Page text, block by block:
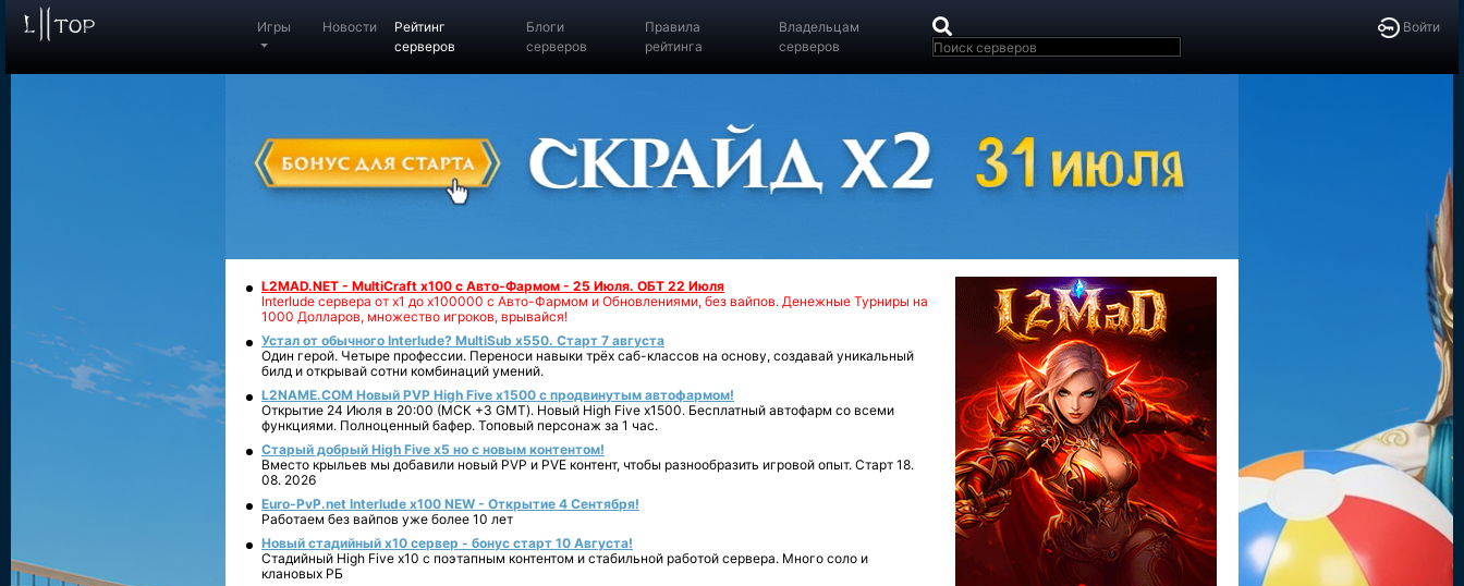
Войти
Игры Новости
Рейтинг
серверов
Блоги
серверов
Правила
рейтинга
Владельцам
серверов
L2MAD.NET - MultiCraft x100 с Авто-Фармом - 25 Июля. ОБТ 22 Июля
Interlude сервера от х1 до х100000 с Авто-Фармом и Обновлениями, без вайпов. Денежные Турниры на
1000 Долларов, множество игроков, врывайся!
Устал от обычного Interlude? MultiSub x550. Старт 7 августа
Один герой. Четыре профессии. Переноси навыки трёх саб-классов на основу, создавай уникальный
билд и открывай сотни комбинаций умений.
L2NAME.COM Новый PVP High Five x1500 с продвинутым автофармом!
Открытие 24 Июля в 20:00 (МСК +3 GMT). Новый High Five x1500. Бесплатный автофарм со всеми
функциями. Полноценный бафер. Топовый персонаж за 1 час.
Старый добрый High Five x5 но с новым контентом!
Вместо крыльев мы добавили новый PVP и PVE контент, чтобы разнообразить игровой опыт. Старт 18.
08. 2026
Euro-PvP.net Interlude х100 NEW - Открытие 4 Сентября!
Работаем без вайпов уже более 10 лет
Новый стадийный х10 сервер - бонус старт 10 Августа!
Стадийный High Five x10 с поэтапным контентом и стабильной работой сервера. Много соло и
клановых РБ